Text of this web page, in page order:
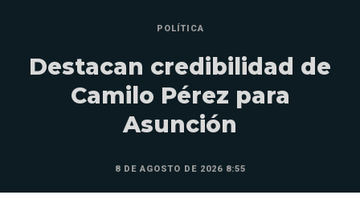
POLÍTICA
Destacan credibilidad de
Camilo Pérez para
Asunción
8 DE AGOSTO DE 2026 8:55